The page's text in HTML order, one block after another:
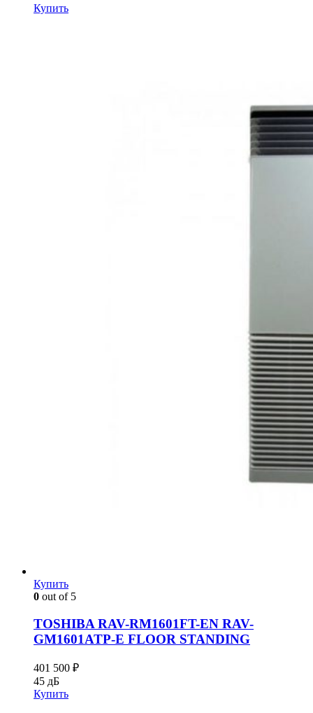
Купить
Купить
0 out of 5
TOSHIBA RAV-RM1601FT-EN RAV-
GM1601ATP-E FLOOR STANDING
401 500 ₽
45 дБ
Купить